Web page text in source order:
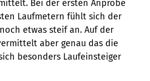
Bei der ersten Anprobe
Laufmetern fühlt sich der
etwas steif an. Auf der
aber genau das die
besonders Laufeinsteiger